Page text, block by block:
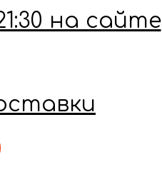
на сайте